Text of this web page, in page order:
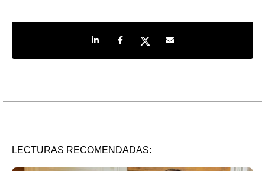
Share on LinkedIn
Share on Facebook
Share on TwitterShare by e-mail
LECTURAS RECOMENDADAS: